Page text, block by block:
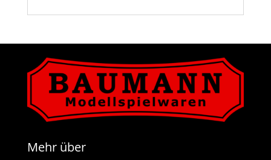
Mehr über